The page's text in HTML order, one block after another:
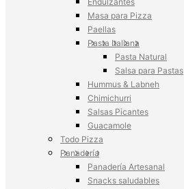
Masa para Pizza
Paellas
Pasta Italiana
Pasta Natural
Salsa para Pastas
Hummus & Labneh
Chimichurri
Salsas Picantes
Guacamole
Todo Pizza
Panadería
Panadería Artesanal
Snacks saludables